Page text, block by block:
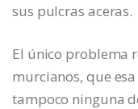
sus pulcras aceras.
El único problema
murcianos, que
tampoco ninguna